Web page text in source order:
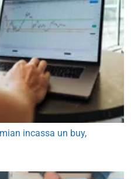
incassa un buy,